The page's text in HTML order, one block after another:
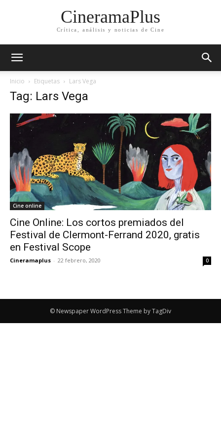
CineramaPlus
Crítica, análisis y noticias de Cine
Inicio Etiquetas Lars Vega
Tag: Lars Vega
Cine online
Cine Online: Los cortos premiados del
Festival de Clermont-Ferrand 2020, gratis
en Festival Scope
Cineramaplus - 22 febrero, 2020 0
© Newspaper WordPress Theme by TagDiv